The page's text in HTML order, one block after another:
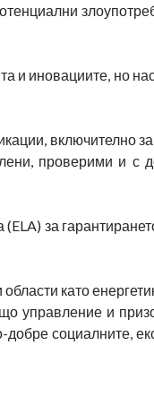
и иновациите, но
включително
проверими и с
за
като
управление и
добре социалните,